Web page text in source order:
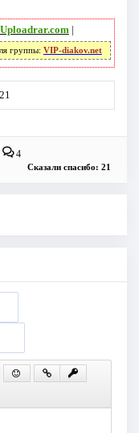
Uploadrar.com|
группы: VIP-diakov.net
4
Сказали спасибо: 21